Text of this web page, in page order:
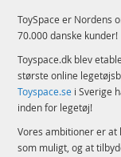
ToySpace er Nordens
70.000 danske kunder!
Toyspace.dk blev
største online
Toyspace.se i Sverige
inden for legetøj!
Vores ambitioner er
som muligt, og at